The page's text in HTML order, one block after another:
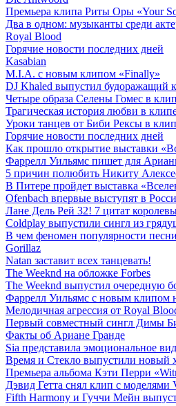
Премьера клипа Риты Оры «Your
Два в одном: музыканты среди
Royal Blood
Горячие новости последних дней
Kasabian
M.I.A. с новым клипом «Finally»
DJ Khaled выпустил будоражащий
Четыре образа Селены Гомес в
Трагическая история любви в
Уроки танцев от Биби Рексы в
Горячие новости последних дней
Как прошло открытие выставки
Фаррелл Уильямс пишет для
5 причин полюбить Никиту
В Питере пройдет выставка
Ofenbach впервые выступят в
Лане Дель Рей 32! 7 цитат
Coldplay выпустили сингл из
В чем феномен популярности
Gorillaz
Natan заставит всех танцевать!
The Weeknd на обложке Forbes
The Weeknd выпустил очередную
Фаррелл Уильямс с новым клипом
Мелодичная агрессия от Royal
Первый совместный сингл Димы
Факты об Ариане Гранде
Sia представила эмоциональное
Время и Стекло выпустили новый
Премьера альбома Кэти Перри
Дэвид Гетта снял клип с моделями
Fifth Harmony и Гуччи Мейн